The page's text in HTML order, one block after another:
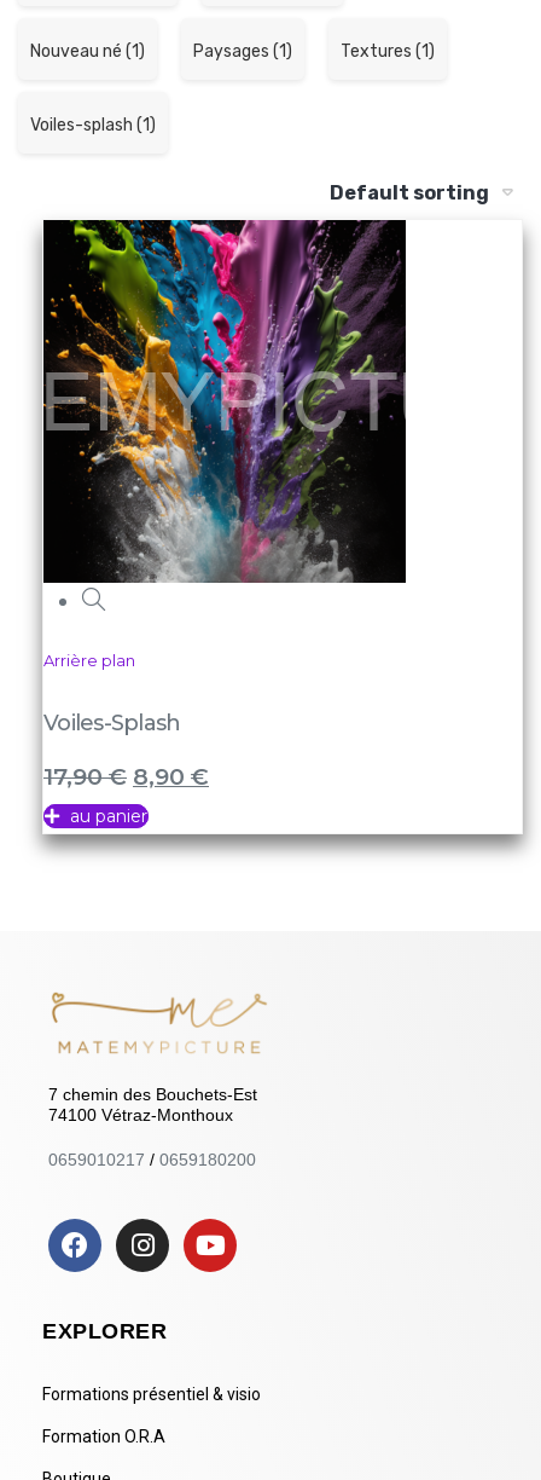
Nouveau né (1) Paysages (1) Textures (1)
Voiles-splash (1)
Arrière plan
Voiles-Splash
17,90€ 8,90 €
au panier
7 chemin des Bouchets-Est
74100 Vétraz-Monthoux
0659010217 / 0659180200
EXPLORER
Formations présentiel & visio
Formation O.R.A